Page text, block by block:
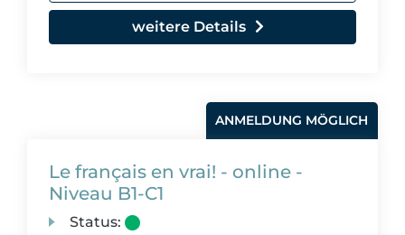
weitere Details
ANMELDUNG MÖGLICH
Le français en vrai! - online -
Niveau B1-C1
Status: